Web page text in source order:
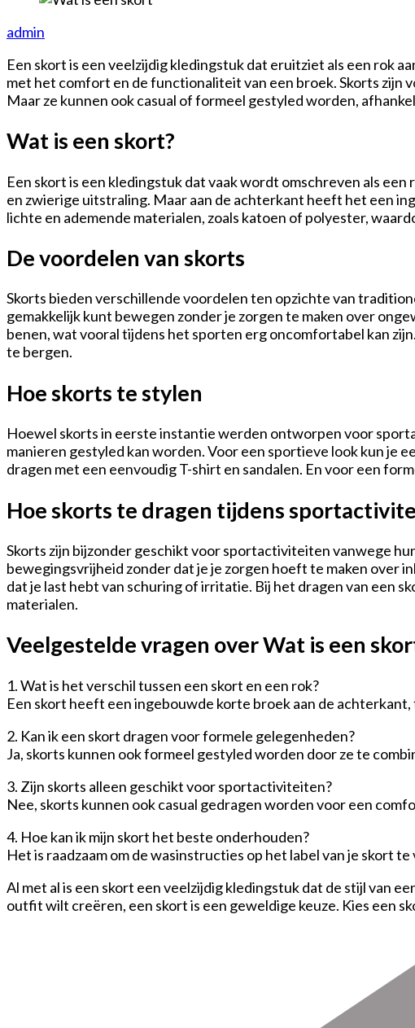
admin
Een skort is een veelzijdig kledingstuk dat eruitziet als een rok
met het comfort en de functionaliteit van een broek. Skorts zijn
Maar ze kunnen ook casual of formeel gestyled worden,
Wat is een skort?
Een skort is een kledingstuk dat vaak wordt omschreven als
en zwierige uitstraling. Maar aan de achterkant heeft het een
lichte en ademende materialen, zoals katoen of polyester,
De voordelen van skorts
Skorts bieden verschillende voordelen ten opzichte van
gemakkelijk kunt bewegen zonder je zorgen te maken over
benen, wat vooral tijdens het sporten erg oncomfortabel kan
te bergen.
Hoe skorts te stylen
Hoewel skorts in eerste instantie werden ontworpen voor
manieren gestyled kan worden. Voor een sportieve look kun je
dragen met een eenvoudig T-shirt en sandalen. En voor een
Hoe skorts te dragen tijdens
Skorts zijn bijzonder geschikt voor sportactiviteiten vanwege
bewegingsvrijheid zonder dat je je zorgen hoeft te maken over
dat je last hebt van schuring of irritatie. Bij het dragen van een
materialen.
Veelgestelde vragen over Wat is een
1. Wat is het verschil tussen een skort en een rok?
Een skort heeft een ingebouwde korte broek aan de
2. Kan ik een skort dragen voor formele gelegenheden?
Ja, skorts kunnen ook formeel gestyled worden door ze te
3. Zijn skorts alleen geschikt voor sportactiviteiten?
Nee, skorts kunnen ook casual gedragen worden voor een
4. Hoe kan ik mijn skort het beste onderhouden?
Het is raadzaam om de wasinstructies op het label van je skort
Al met al is een skort een veelzijdig kledingstuk dat de stijl van
outfit wilt creëren, een skort is een geweldige keuze. Kies een